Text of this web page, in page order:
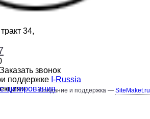
34,
Заказать звонок
поддержке I-Russia
» Создание и поддержка — SiteMaket.ru